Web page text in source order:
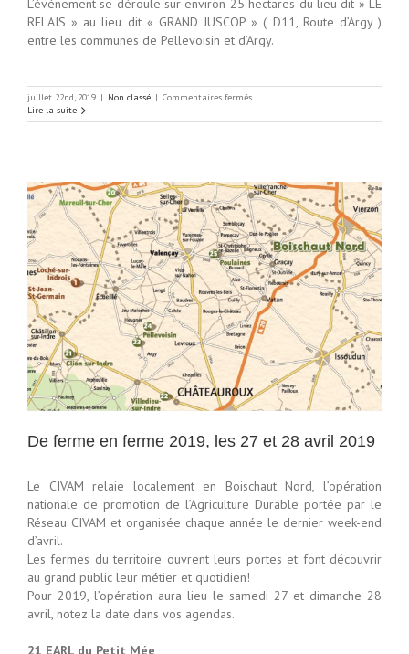
L’événement se déroule sur environ 25 hectares du lieu dit » LE
RELAIS » au lieu dit « GRAND JUSCOP » ( D11, Route d’Argy )
entre les communes de Pellevoisin et d’Argy.
juillet 22nd, 2019 | Non classé | Commentaires ferméssur
du
le
samedi
3
et
dimanche
4
août
2019
Lire la suite
De ferme en ferme 2019, les 27 et 28 avril 2019
Le CIVAM relaie localement en Boischaut Nord, l’opération
nationale de promotion de l’Agriculture Durable portée par le
Réseau CIVAM et organisée chaque année le dernier week-end
d’avril.
Les fermes du territoire ouvrent leurs portes et font découvrir
au grand public leur métier et quotidien!
Pour 2019, l’opération aura lieu le samedi 27 et dimanche 28
avril, notez la date dans vos agendas.